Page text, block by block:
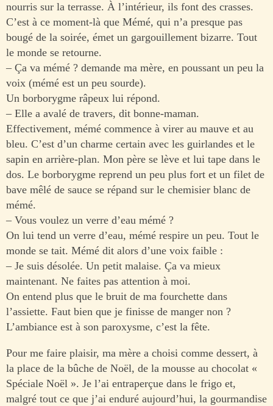
nourris sur la terrasse. À l’intérieur, ils font des crasses.
C’est à ce moment-là que Mémé, qui n’a presque pas
bougé de la soirée, émet un gargouillement bizarre. Tout
le monde se retourne.
– Ça va mémé ? demande ma mère, en poussant un peu la
voix (mémé est un peu sourde).
Un borborygme râpeux lui répond.
– Elle a avalé de travers, dit bonne-maman.
Effectivement, mémé commence à virer au mauve et au
bleu. C’est d’un charme certain avec les guirlandes et le
sapin en arrière-plan. Mon père se lève et lui tape dans le
dos. Le borborygme reprend un peu plus fort et un filet de
bave mêlé de sauce se répand sur le chemisier blanc de
mémé.
– Vous voulez un verre d’eau mémé ?
On lui tend un verre d’eau, mémé respire un peu. Tout le
monde se tait. Mémé dit alors d’une voix faible :
– Je suis désolée. Un petit malaise. Ça va mieux
maintenant. Ne faites pas attention à moi.
On entend plus que le bruit de ma fourchette dans
l’assiette. Faut bien que je finisse de manger non ?
L’ambiance est à son paroxysme, c’est la fête.
Pour me faire plaisir, ma mère a choisi comme dessert, à
la place de la bûche de Noël, de la mousse au chocolat «
Spéciale Noël ». Je l’ai entraperçue dans le frigo et,
malgré tout ce que j’ai enduré aujourd’hui, la gourmandise